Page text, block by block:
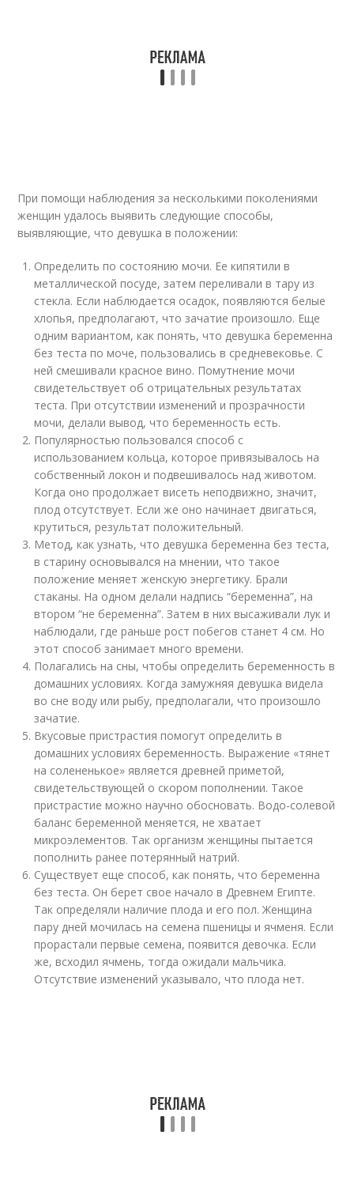
При помощи наблюдения за несколькими поколениями
женщин удалось выявить следующие способы,
выявляющие, что девушка в положении:
Определить по состоянию мочи. Ее кипятили в
металлической посуде, затем переливали в тару из
стекла. Если наблюдается осадок, появляются белые
хлопья, предполагают, что зачатие произошло. Еще
одним вариантом, как понять, что девушка беременна
без теста по моче, пользовались в средневековье. С
ней смешивали красное вино. Помутнение мочи
свидетельствует об отрицательных результатах
теста. При отсутствии изменений и прозрачности
мочи, делали вывод, что беременность есть.
Популярностью пользовался способ с
использованием кольца, которое привязывалось на
собственный локон и подвешивалось над животом.
Когда оно продолжает висеть неподвижно, значит,
плод отсутствует. Если же оно начинает двигаться,
крутиться, результат положительный.
Метод, как узнать, что девушка беременна без теста,
в старину основывался на мнении, что такое
положение меняет женскую энергетику. Брали
стаканы. На одном делали надпись “беременна”, на
втором “не беременна”. Затем в них высаживали лук и
наблюдали, где раньше рост побегов станет 4 см. Но
этот способ занимает много времени.
Полагались на сны, чтобы определить беременность в
домашних условиях. Когда замужняя девушка видела
во сне воду или рыбу, предполагали, что произошло
зачатие.
Вкусовые пристрастия помогут определить в
домашних условиях беременность. Выражение «тянет
на солененькое» является древней приметой,
свидетельствующей о скором пополнении. Такое
пристрастие можно научно обосновать. Водо-солевой
баланс беременной меняется, не хватает
микроэлементов. Так организм женщины пытается
пополнить ранее потерянный натрий.
Существует еще способ, как понять, что беременна
без теста. Он берет свое начало в Древнем Египте.
Так определяли наличие плода и его пол. Женщина
пару дней мочилась на семена пшеницы и ячменя. Если
прорастали первые семена, появится девочка. Если
же, всходил ячмень, тогда ожидали мальчика.
Отсутствие изменений указывало, что плода нет.